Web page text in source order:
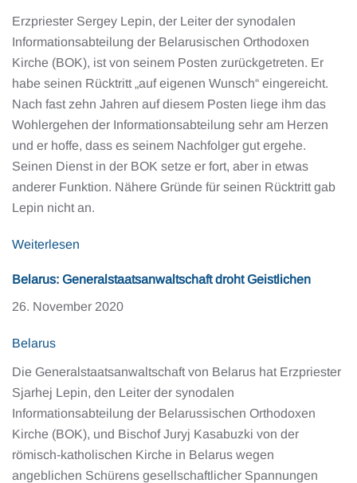
Erzpriester Sergey Lepin, der Leiter der synodalen
Informationsabteilung der Belarusischen Orthodoxen
Kirche (BOK), ist von seinem Posten zurückgetreten. Er
habe seinen Rücktritt „auf eigenen Wunsch“ eingereicht.
Nach fast zehn Jahren auf diesem Posten liege ihm das
Wohlergehen der Informationsabteilung sehr am Herzen
und er hoffe, dass es seinem Nachfolger gut ergehe.
Seinen Dienst in der BOK setze er fort, aber in etwas
anderer Funktion. Nähere Gründe für seinen Rücktritt gab
Lepin nicht an.
Weiterlesen
Belarus: Generalstaatsanwaltschaft droht Geistlichen
26. November 2020
Belarus
Die Generalstaatsanwaltschaft von Belarus hat Erzpriester
Sjarhej Lepin, den Leiter der synodalen
Informationsabteilung der Belarussischen Orthodoxen
Kirche (BOK), und Bischof Juryj Kasabuzki von der
römisch-katholischen Kirche in Belarus wegen
angeblichen Schürens gesellschaftlicher Spannungen